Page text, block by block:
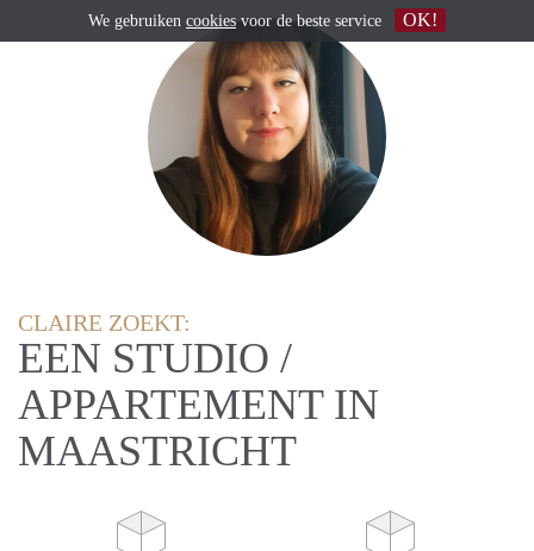
CLAIRE ZOEKT:
EEN STUDIO /
APPARTEMENT IN
MAASTRICHT
We gebruiken cookies voor de beste service OK!